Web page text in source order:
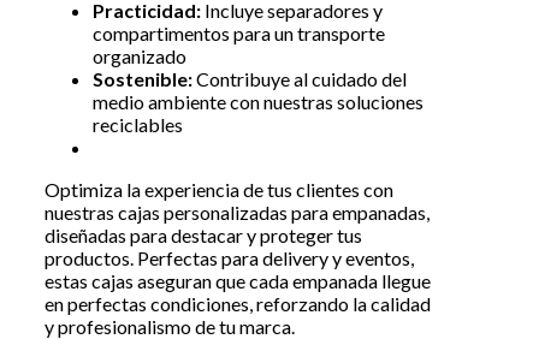
Practicidad: Incluye separadores y
compartimentos para un transporte
organizado
Sostenible:Contribuye al cuidado del
medio ambiente con nuestras soluciones
reciclables
Optimiza la experiencia de tus clientes con
nuestras cajas personalizadas para empanadas,
diseñadas para destacar y proteger tus
productos. Perfectas para delivery y eventos,
estas cajas aseguran que cada empanada llegue
en perfectas condiciones, reforzando la calidad
y profesionalismo de tu marca.